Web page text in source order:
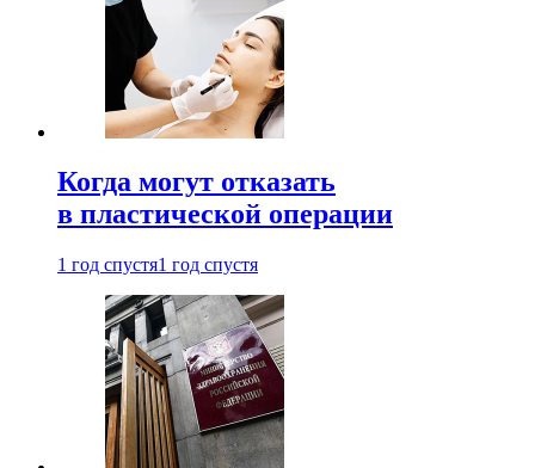
Когда могут отказать
в пластической операции
1 год спустя1 год спустя